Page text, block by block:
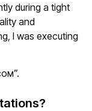
during a tight
and
I was executing